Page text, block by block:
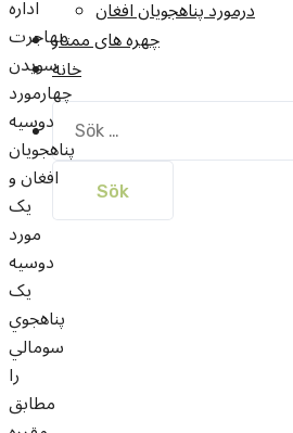
درمورد پناهجويان افغان
چهره های ممتاز
خانه
efter:
اداره
مهاجرت
سويدن
چهارمورد
دوسيه
پناهجويان
افغان و
يک
مورد
دوسيه
يک
پناهجوي
سومالي
را
مطابق